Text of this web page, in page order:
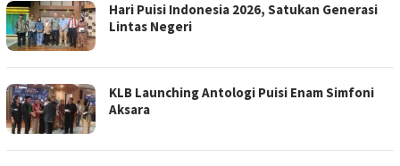
Hari Puisi Indonesia 2026, Satukan Generasi
Lintas Negeri
KLB Launching Antologi Puisi Enam Simfoni
Aksara